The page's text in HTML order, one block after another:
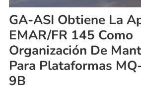
GA-ASI Obtiene La
EMAR/FR 145 Como
Organización De
Para Plataformas
9B